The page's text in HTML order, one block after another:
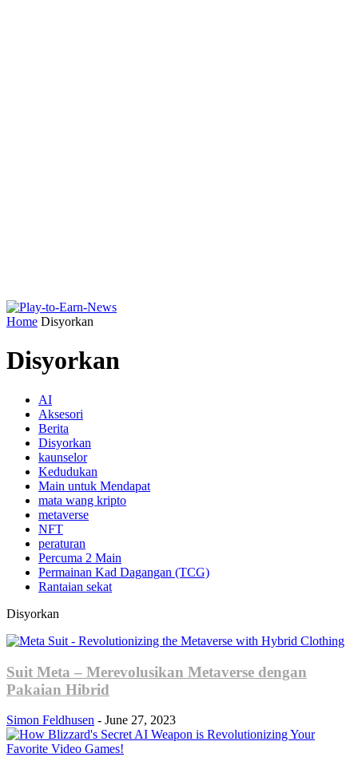
Home Disyorkan
Disyorkan
AI
Aksesori
Berita
Disyorkan
kaunselor
Kedudukan
Main untuk Mendapat
mata wang kripto
metaverse
NFT
peraturan
Percuma 2 Main
Permainan Kad Dagangan (TCG)
Rantaian sekat
Disyorkan
Suit Meta – Merevolusikan Metaverse dengan
Pakaian Hibrid
Simon Feldhusen - June 27, 2023